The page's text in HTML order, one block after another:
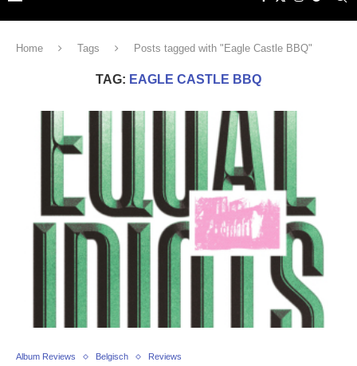
Home Tags Posts tagged with "Eagle Castle BBQ"
TAG: EAGLE CASTLE BBQ
Album Reviews Belgisch Reviews